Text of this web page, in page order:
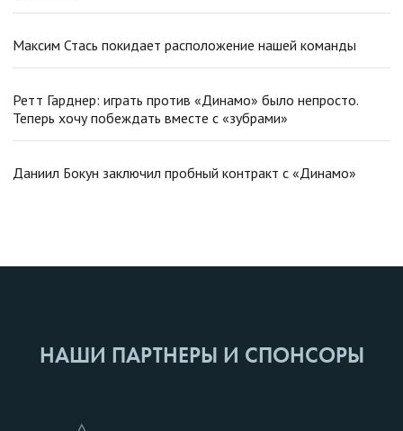
Максим Стась покидает расположение нашей команды
Ретт Гарднер: играть против «Динамо» было непросто.
Теперь хочу побеждать вместе с «зубрами»
Даниил Бокун заключил пробный контракт с «Динамо»
НАШИ ПАРТНЕРЫ И СПОНСОРЫ